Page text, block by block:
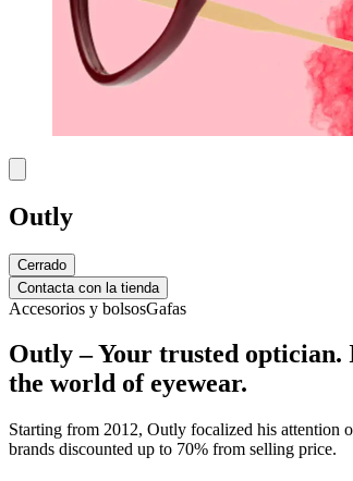
Outly
Cerrado
Contacta con la tienda
Accesorios y bolsosGafas
Outly – Your trusted optician.
the world of eyewear.
Starting from 2012, Outly focalized his attention
brands discounted up to 70% from selling price.